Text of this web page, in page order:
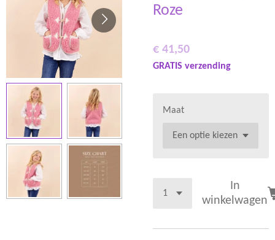
Roze
€ 41,50
GRATIS verzending
Maat
In
winkelwagen